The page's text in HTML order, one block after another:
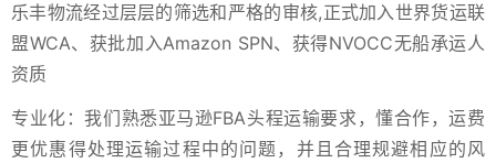
乐丰物流经过层层的筛选和严格的审核,正式加入世界货运联
盟WCA、获批加入Amazon SPN、获得NVOCC无船承运人
资质
专业化：我们熟悉亚马逊FBA头程运输要求，懂合作，运费
更优惠得处理运输过程中的问题，并且合理规避相应的风